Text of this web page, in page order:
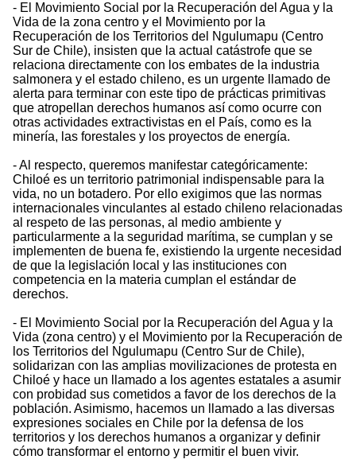
- El Movimiento Social por la Recuperación del Agua y la
Vida de la zona centro y el Movimiento por la
Recuperación de los Territorios del Ngulumapu (Centro
Sur de Chile), insisten que la actual catástrofe que se
relaciona directamente con los embates de la industria
salmonera y el estado chileno, es un urgente llamado de
alerta para terminar con este tipo de prácticas primitivas
que atropellan derechos humanos así como ocurre con
otras actividades extractivistas en el País, como es la
minería, las forestales y los proyectos de energía.
- Al respecto, queremos manifestar categóricamente:
Chiloé es un territorio patrimonial indispensable para la
vida, no un botadero. Por ello exigimos que las normas
internacionales vinculantes al estado chileno relacionadas
al respeto de las personas, al medio ambiente y
particularmente a la seguridad marítima, se cumplan y se
implementen de buena fe, existiendo la urgente necesidad
de que la legislación local y las instituciones con
competencia en la materia cumplan el estándar de
derechos.
- El Movimiento Social por la Recuperación del Agua y la
Vida (zona centro) y el Movimiento por la Recuperación de
los Territorios del Ngulumapu (Centro Sur de Chile),
solidarizan con las amplias movilizaciones de protesta en
Chiloé y hace un llamado a los agentes estatales a asumir
con probidad sus cometidos a favor de los derechos de la
población. Asimismo, hacemos un llamado a las diversas
expresiones sociales en Chile por la defensa de los
territorios y los derechos humanos a organizar y definir
cómo transformar el entorno y permitir el buen vivir.